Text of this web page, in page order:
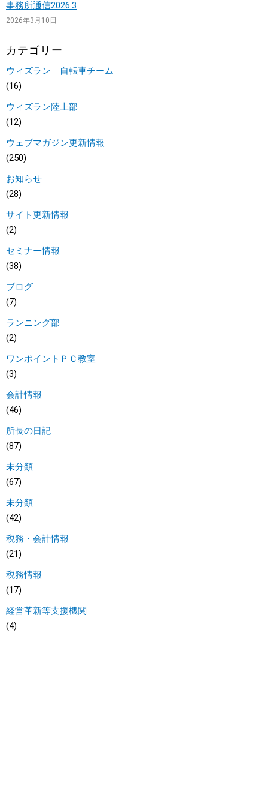
事務所通信2026.3
2026年3月10日
カテゴリー
ウィズラン 自転車チーム
(16)
ウィズラン陸上部
(12)
ウェブマガジン更新情報
(250)
お知らせ
(28)
サイト更新情報
(2)
セミナー情報
(38)
ブログ
(7)
ランニング部
(2)
ワンポイントＰＣ教室
(3)
会計情報
(46)
所長の日記
(87)
未分類
(67)
未分類
(42)
税務・会計情報
(21)
税務情報
(17)
経営革新等支援機関
(4)